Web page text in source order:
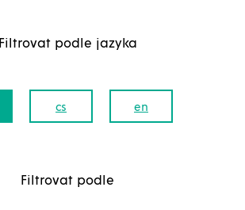
Filtrovat podle jazyka
cs en
Filtrovat podle